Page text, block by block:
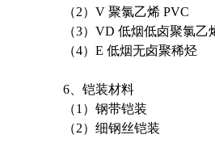
（2）V 聚氯乙烯 PVC
（3）VD 低烟低卤聚氯乙
（4）E 低烟无卤聚稀烃
6、铠装材料
（1）钢带铠装
（2）细钢丝铠装